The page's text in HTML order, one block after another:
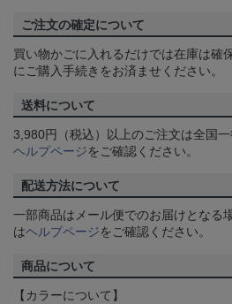
ご注文の確定について
買い物かごに入れるだけでは在庫は確
にご購入手続きをお済ませください。
送料について
3,980円（税込）以上のご注文は全国
ヘルプページをご確認ください。
配送方法について
一部商品はメール便でのお届けとなる
はヘルプページをご確認ください。
商品について
【カラーについて】